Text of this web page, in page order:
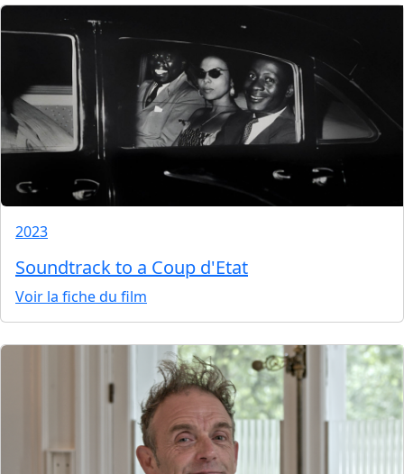
2023
Soundtrack to a Coup d'Etat
Voir la fiche du film